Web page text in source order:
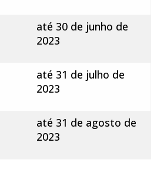
até 30 de junho de
2023
até 31 de julho de
2023
até 31 de agosto de
2023